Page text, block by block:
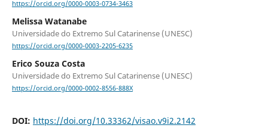
https://orcid.org/0000-0003-0734-3463
Melissa Watanabe
Universidade do Extremo Sul Catarinense (UNESC)
https://orcid.org/0000-0003-2205-6235
Erico Souza Costa
Universidade do Extremo Sul Catarinense (UNESC)
https://orcid.org/0000-0002-8556-888X
DOI: https://doi.org/10.33362/visao.v9i2.2142